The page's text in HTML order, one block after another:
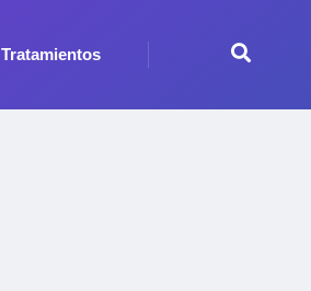
Tratamientos